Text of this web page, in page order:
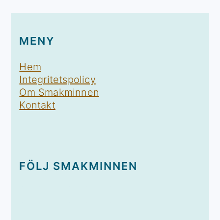
MENY
Hem
Integritetspolicy
Om Smakminnen
Kontakt
FÖLJ SMAKMINNEN